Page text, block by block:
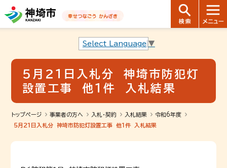
音声読み上げ用ナビゲーションです。
本文へ移動します
ページ最後（フッター）へ移動します
音声読み上げ用ナビゲーションはここまでです。
Select Language ▼
５月２１日入札分 神埼市防犯灯
設置工事 他１件 入札結果
トップページ 事業者の方へ 入札・契約 入札結果
令和6年度
５月２１日入札分 神埼市防犯灯設置工事 他１件 入札結果